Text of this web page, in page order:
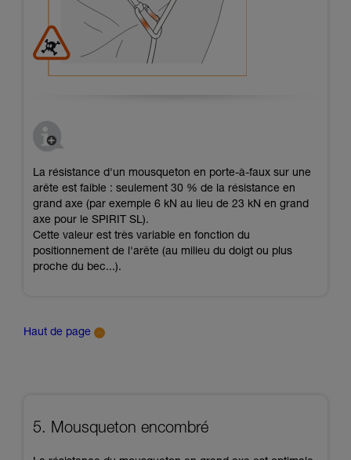
La résistance d'un mousqueton en porte-à-faux sur une
arête est faible : seulement 30 % de la résistance en
grand axe (par exemple 6 kN au lieu de 23 kN en grand
axe pour le SPIRIT SL).
Cette valeur est très variable en fonction du
positionnement de l'arête (au milieu du doigt ou plus
proche du bec...).
Haut de page
5. Mousqueton encombré